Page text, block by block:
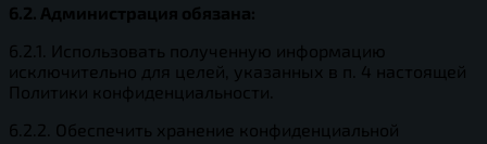
6.2. Администрация обязана:
6.2.1. Использовать полученную информацию
исключительно для целей, указанных в п. 4 настоящей
Политики конфиденциальности.
6.2.2. Обеспечить хранение конфиденциальной